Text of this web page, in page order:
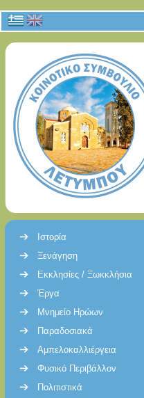
Ιστορία
Ξενάγηση
Εκκλησίες / Ξωκκλήσια
Έργα
Μνημείο Ηρώων
Παραδοσιακά
Αμπελοκαλλιέργεια
Φυσικό Περιβάλλον
Πολιτιστικά